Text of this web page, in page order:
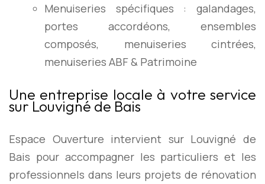
Menuiseries spécifiques : galandages,
portes accordéons, ensembles
composés, menuiseries cintrées,
menuiseries ABF & Patrimoine
Une entreprise locale à votre service
sur Louvigné de Bais
Espace Ouverture intervient sur Louvigné de
Bais pour accompagner les particuliers et les
professionnels dans leurs projets de rénovation